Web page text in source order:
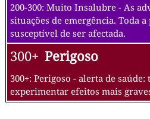
200-300: Muito Insalubre - As
situações de emergência. Toda
susceptível de ser afectada.
300+ Perigoso
300+: Perigoso - alerta de saúde:
experimentar efeitos mais